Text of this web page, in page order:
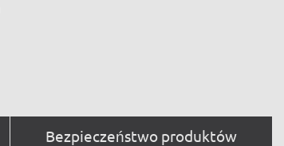
Bezpieczeństwo produktów